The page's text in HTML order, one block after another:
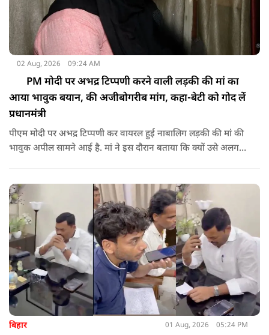
02 Aug, 2026 09:24 AM
PM मोदी पर अभद्र टिप्पणी करने वाली लड़की की मां का
आया भावुक बयान, की अजीबोगरीब मांग, कहा-बेटी को गोद लें
प्रधानमंत्री
पीएम मोदी पर अभद्र टिप्पणी कर वायरल हुई नाबालिग लड़की की मां की
भावुक अपील सामने आई है. मां ने इस दौरान बताया कि क्यों उसे अलग
को गोद लेने के लिए पीएम से अपील भी की है.
बिहार 01 Aug, 2026 05:24 PM